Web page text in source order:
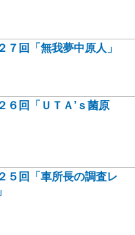
７回「無我夢中原人」
６回「ＵＴＡ’ｓ菌原
５回「車所長の調査レ